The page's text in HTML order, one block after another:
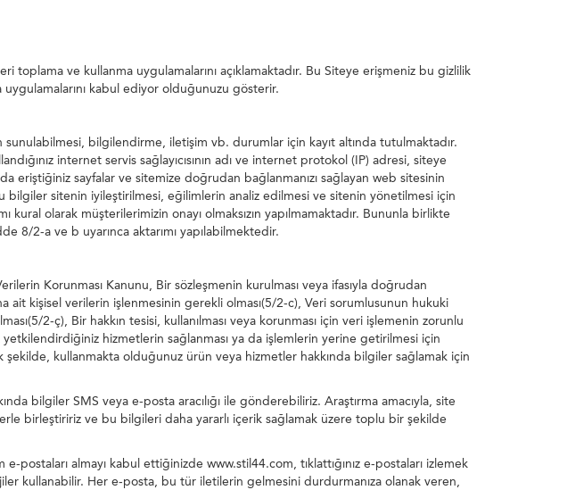
toplama ve kullanma uygulamalarını açıklamaktadır. Bu Siteye erişmeniz bu gizlilik
kabul ediyor olduğunuzu gösterir.
bilgilendirme, iletişim vb. durumlar için kayıt altında tutulmaktadır.
internet servis sağlayıcısının adı ve internet protokol (IP) adresi, siteye
eriştiğiniz sayfalar ve sitemize doğrudan bağlanmanızı sağlayan web sitesinin
sitenin iyileştirilmesi, eğilimlerin analiz edilmesi ve sitenin yönetilmesi için
kural olarak müşterilerimizin onayı olmaksızın yapılmamaktadır. Bununla birlikte
8/2-a ve b uyarınca aktarımı yapılabilmektedir.
Korunması Kanunu, Bir sözleşmenin kurulması veya ifasıyla doğrudan
ait kişisel verilerin işlenmesinin gerekli olması(5/2-c), Veri sorumlusunun hukuki
2-ç), Bir hakkın tesisi, kullanılması veya korunması için veri işlemenin zorunlu
hizmetlerin sağlanması ya da işlemlerin yerine getirilmesi için
şekilde, kullanmakta olduğunuz ürün veya hizmetler hakkında bilgiler sağlamak için
bilgiler SMS veya e-posta aracılığı ile gönderebiliriz. Araştırma amacıyla, site
birleştiririz ve bu bilgileri daha yararlı içerik sağlamak üzere toplu bir şekilde
postaları almayı kabul ettiğinizde www.stil44.com, tıklattığınız e-postaları izlemek
kullanabilir. Her e-posta, bu tür iletilerin gelmesini durdurmanıza olanak veren,